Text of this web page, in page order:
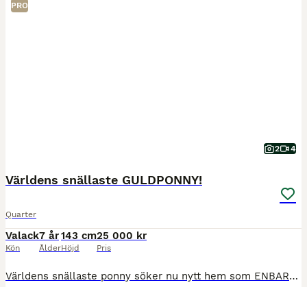
PRO
2 4
Världens snällaste GULDPONNY!
Quarter
Valack
Kön
7 år
Ålder
143 cm
Höjd
25 000 kr
Pris
Världens snällaste ponny söker nu nytt hem som ENBART sällskap! Får ej sittas på ALLS pga tillväxtfel - Detta är alltså inget som behöver veterinär/rehab - utan han ska bara få leva ett bra fortsatt l